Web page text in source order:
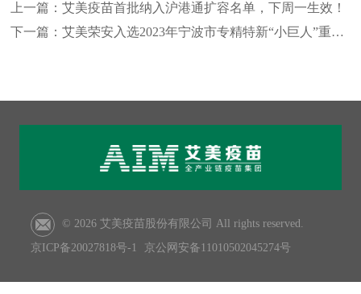
上一篇：艾美疫苗首批纳入沪港通扩容名单，下周一生效！
下一篇：艾美荣安入选2023年宁波市专精特新“小巨人”重点
© 2026 艾美疫苗股份有限公司 All rights reserved.
京ICP备20027818号-1
京公网安备11010502045274号